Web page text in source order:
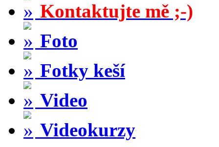
Kontaktujte mě ;-)
Foto
Fotky keší
Video
Videokurzy